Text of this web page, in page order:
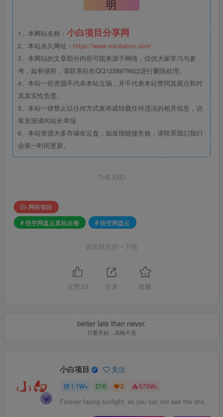
明
1、本网站名称： 小白项目分享网
2、本站永久网址： https://www.xiaobaixm.com/
3、本网站的文章部分内容可能来源于网络，仅供大家学习与参
考，如有侵权，请联系站长QQ1258979922进行删除处理。
4、本站一切资源不代表本站立场，并不代表本站赞同其观点和对
其真实性负责。
5、本站一律禁止以任何方式发布或转载任何违法的相关信息，访
客发现请向站长举报
6、本站资源大多存储在云盘，如发现链接失效，请联系我们我们
会第一时间更新。
THE END
网络项目
# 悟空网盘云真机自撸
# 悟空网盘云
喜欢就支持一下吧
点赞 23 分享 收藏
better late than never.
只要开始，虽晚不迟
小白项目 关注
1.1W+ 0 3 573W+
Forever facing sunlight, so you can not see the shadow of the.